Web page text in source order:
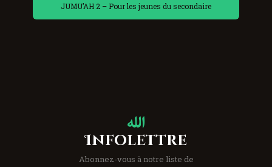
JUMU’AH 2 – Pour les jeunes du secondaire
Infolettre
Abonnez-vous à notre liste de